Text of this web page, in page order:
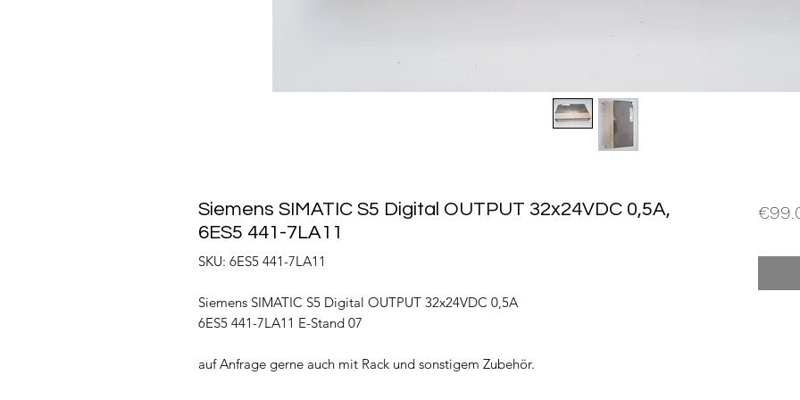
Siemens SIMATIC S5 Digital OUTPUT 32x24VDC 0,5A,
6ES5 441-7LA11
SKU: 6ES5 441-7LA11
Siemens SIMATIC S5 Digital OUTPUT 32x24VDC 0,5A
6ES5 441-7LA11 E-Stand 07
auf Anfrage gerne auch mit Rack und sonstigem Zubehör.